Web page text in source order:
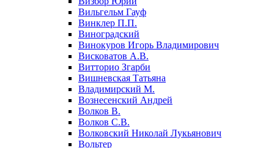
Вильгельм Гауф
Винклер П.П.
Виноградский
Винокуров Игорь Владимирович
Висковатов А.В.
Витторио Згарби
Вишневская Татьяна
Владимирский М.
Вознесенский Андрей
Волков В.
Волков С.В.
Волковский Николай Лукьянович
Вольтер